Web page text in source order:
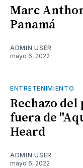
Marc
Panamá
ADMIN USER
mayo 6, 2022
ENTRETENIMIENTO
Rechazo
fuera de
Heard
ADMIN USER
mayo 6, 2022